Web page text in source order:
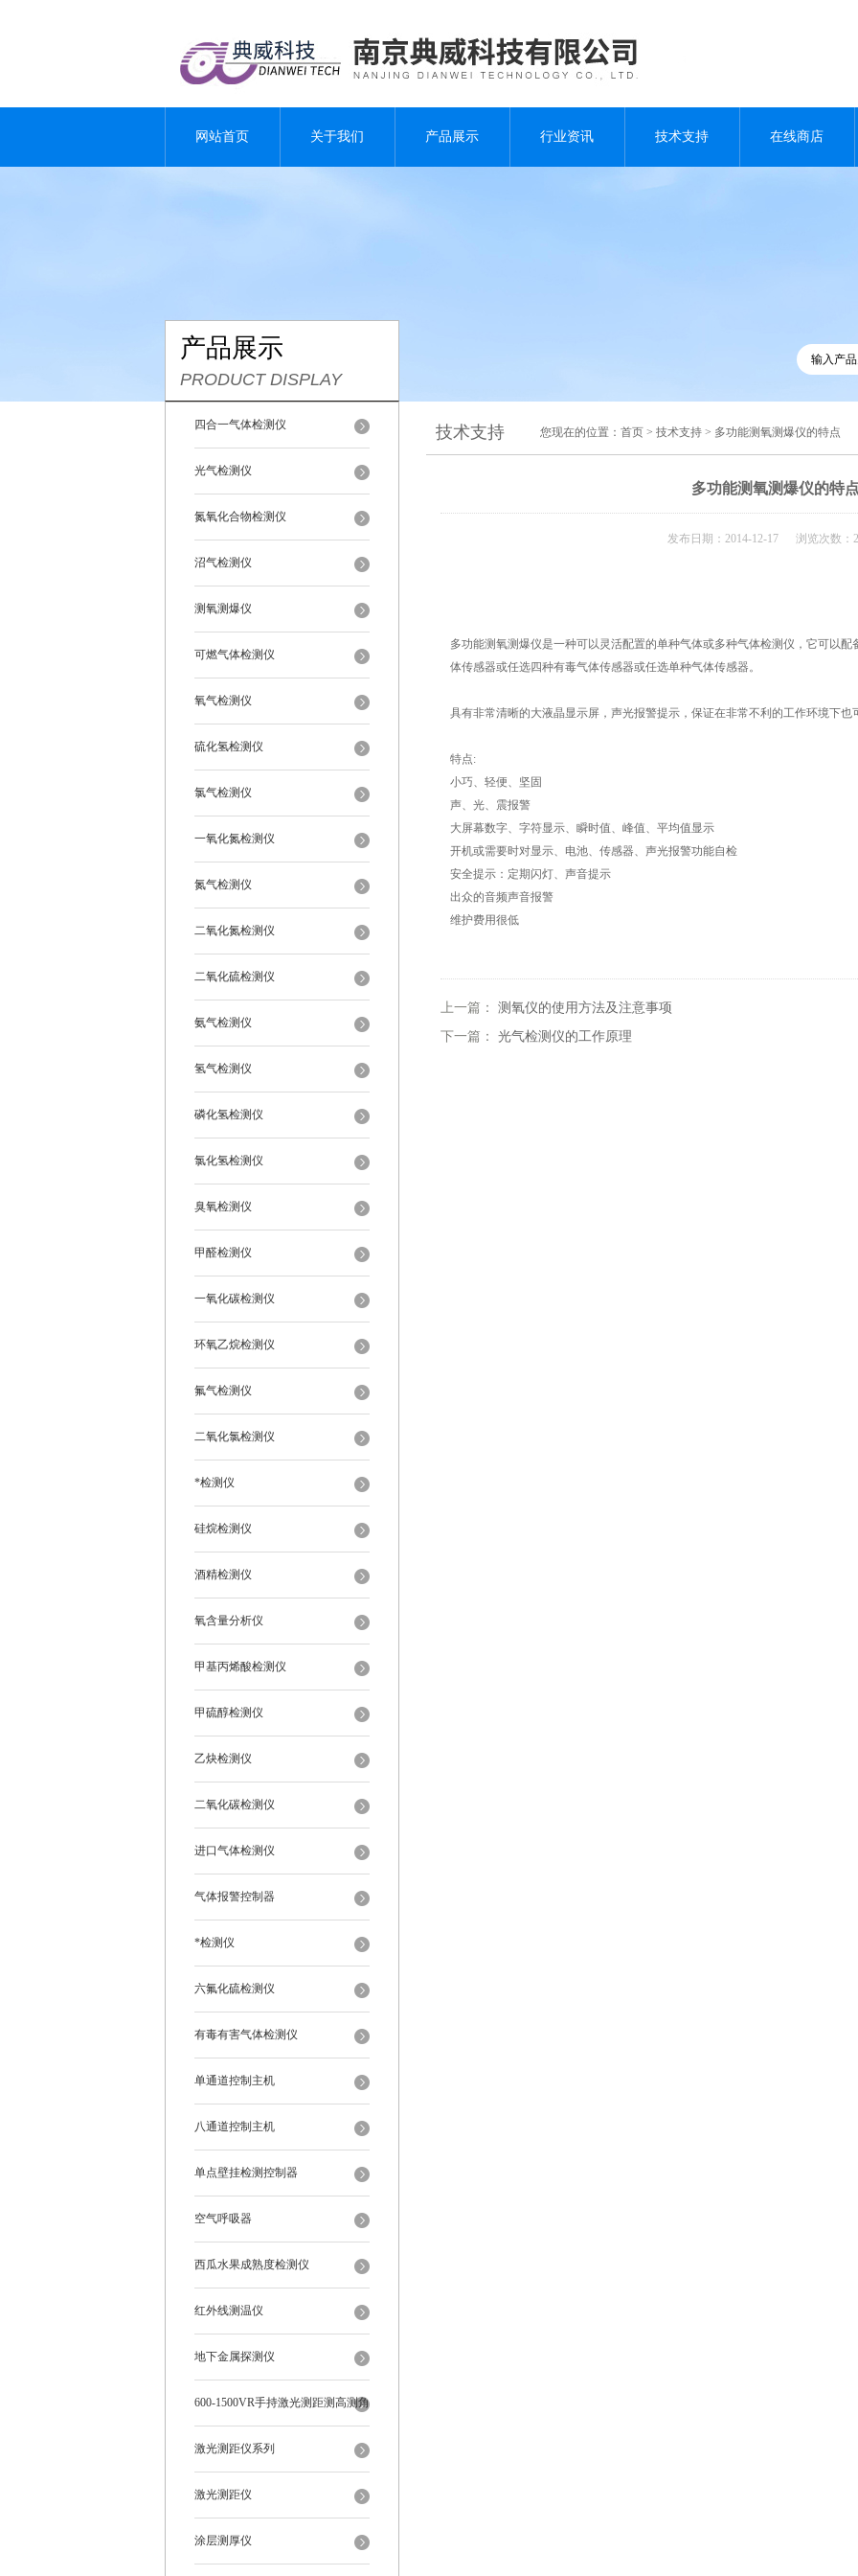
网站首页 关于我们 产品展示 行业资讯 技术支持 在线商店
产品展示
PRODUCT DISPLAY
四合一气体检测仪
光气检测仪
氮氧化合物检测仪
沼气检测仪
测氧测爆仪
可燃气体检测仪
氧气检测仪
硫化氢检测仪
氯气检测仪
一氧化氮检测仪
氮气检测仪
二氧化氮检测仪
二氧化硫检测仪
氨气检测仪
氢气检测仪
磷化氢检测仪
氯化氢检测仪
臭氧检测仪
甲醛检测仪
一氧化碳检测仪
环氧乙烷检测仪
氟气检测仪
二氧化氯检测仪
*检测仪
硅烷检测仪
酒精检测仪
氧含量分析仪
甲基丙烯酸检测仪
甲硫醇检测仪
乙炔检测仪
二氧化碳检测仪
进口气体检测仪
气体报警控制器
*检测仪
六氟化硫检测仪
有毒有害气体检测仪
单通道控制主机
八通道控制主机
单点壁挂检测控制器
空气呼吸器
西瓜水果成熟度检测仪
红外线测温仪
地下金属探测仪
600-1500VR手持激光测距测高测角
多功能
激光测距仪系列
激光测距仪
涂层测厚仪
技术支持 您现在的位置： 首页 > 技术支持 > 多功能测氧测爆仪的特点
多功能测氧测爆仪的特
发布日期：2014-12-17 浏览次数：
多功能测氧测爆仪是一种可以灵活配置的单种气体或多种气体检测仪，它可以
体传感器或任选四种有毒气体传感器或任选单种气体传感器。
具有非常清晰的大液晶显示屏，声光报警提示，保证在非常不利的工作环境下
特点:
小巧、轻便、坚固
声、光、震报警
大屏幕数字、字符显示、瞬时值、峰值、平均值显示
开机或需要时对显示、电池、传感器、声光报警功能自检
安全提示：定期闪灯、声音提示
出众的音频声音报警
维护费用很低
上一篇：
测氧仪的使用方法及注意事项
下一篇：
光气检测仪的工作原理